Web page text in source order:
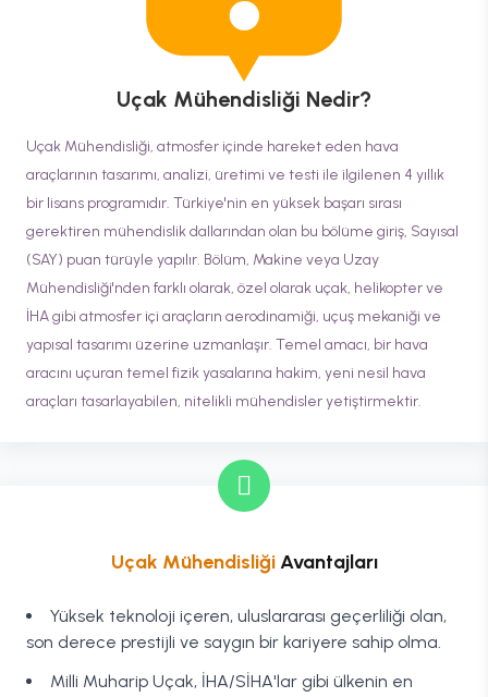
Uçak Mühendisliği Nedir?
Uçak Mühendisliği, atmosfer içinde hareket eden hava
araçlarının tasarımı, analizi, üretimi ve testi ile ilgilenen 4 yıllık
bir lisans programıdır. Türkiye'nin en yüksek başarı sırası
gerektiren mühendislik dallarından olan bu bölüme giriş, Sayısal
(SAY) puan türüyle yapılır. Bölüm, Makine veya Uzay
Mühendisliği'nden farklı olarak, özel olarak uçak, helikopter ve
İHA gibi atmosfer içi araçların aerodinamiği, uçuş mekaniği ve
yapısal tasarımı üzerine uzmanlaşır. Temel amacı, bir hava
aracını uçuran temel fizik yasalarına hakim, yeni nesil hava
araçları tasarlayabilen, nitelikli mühendisler yetiştirmektir.
Uçak MühendisliğiAvantajları
Yüksek teknoloji içeren, uluslararası geçerliliği olan,
son derece prestijli ve saygın bir kariyere sahip olma.
Milli Muharip Uçak, İHA/SİHA'lar gibi ülkenin en